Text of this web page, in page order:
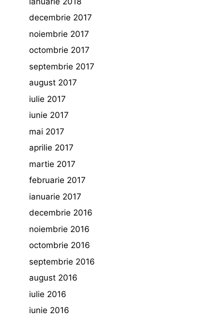
decembrie 2017
noiembrie 2017
octombrie 2017
septembrie 2017
august 2017
iulie 2017
iunie 2017
mai 2017
aprilie 2017
martie 2017
februarie 2017
ianuarie 2017
decembrie 2016
noiembrie 2016
octombrie 2016
septembrie 2016
august 2016
iulie 2016
iunie 2016